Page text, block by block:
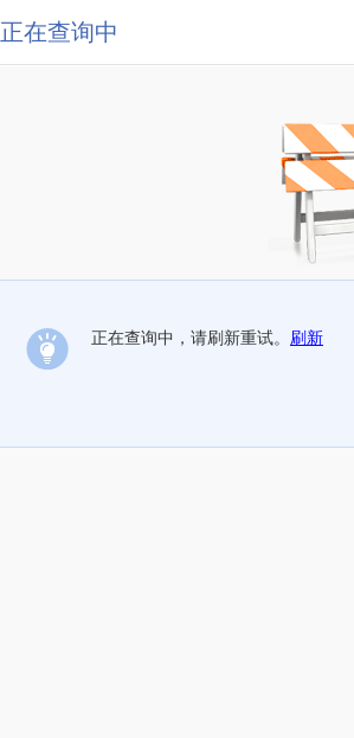
正在查询中
正在查询中，请刷新重试。 刷新